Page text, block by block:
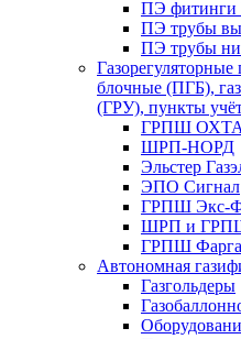
ПЭ фитинги
ПЭ трубы
ПЭ трубы
блочные (ПГБ),
(ГРУ), пункты
ГРПШ ОХТА
ШРП-НОРД
Эльстер
ЭПО Сигнал
ГРПШ Экс-
ШРП и
ГРПШ
Автономная
Газгольдеры